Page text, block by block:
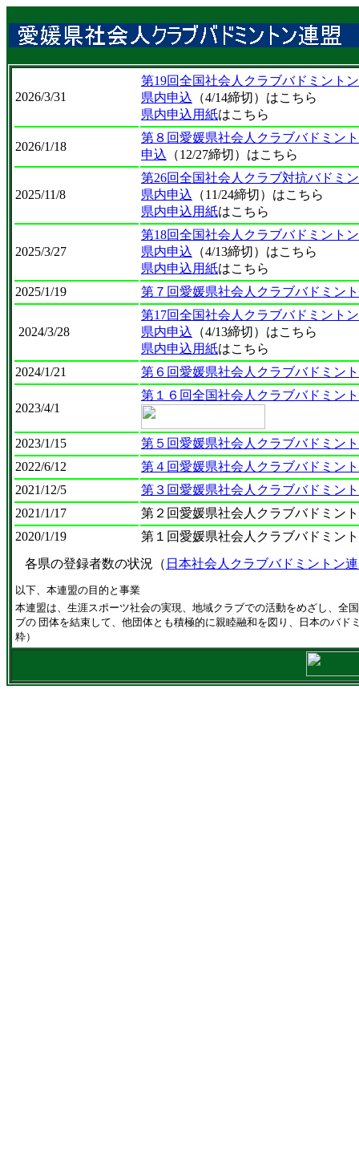
2026/3/31
第19回全国社会人クラブバドミント
県内申込 （4/14締切）はこちら
県内申込用紙はこちら
2026/1/18
第８回愛媛県社会人クラブバドミン
申込 （12/27締切）はこちら
2025/11/8
第26回全国社会人クラブ対抗バドミ
県内申込 （11/24締切）はこちら
県内申込用紙はこちら
2025/3/27
第18回全国社会人クラブバドミント
県内申込 （4/13締切）はこちら
県内申込用紙はこちら
2025/1/19
第７回愛媛県社会人クラブバドミン
2024/3/28
第17回全国社会人クラブバドミント
県内申込 （4/13締切）はこちら
県内申込用紙はこちら
2024/1/21
第６回愛媛県社会人クラブバドミン
2023/4/1
第１６回全国社会人クラブバドミン
2023/1/15
第５回愛媛県社会人クラブバドミン
2022/6/12
第４回愛媛県社会人クラブバドミン
2021/12/5
第３回愛媛県社会人クラブバドミン
2021/1/17
第２回愛媛県社会人クラブバドミン
2020/1/19
第１回愛媛県社会人クラブバドミン
各県の登録者数の状況（ 日本社会人クラブバドミントン
以下、本連盟の目的と事業
本連盟は、生涯スポーツ社会の実現、地域クラブでの活動をめざし、全
ブの 団体を結束して、他団体とも積極的に親睦融和を図り、日本のバ
粋）